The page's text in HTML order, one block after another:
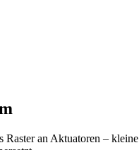
an Aktuatoren –